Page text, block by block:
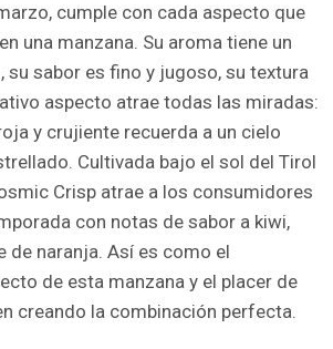
cumple con cada aspecto que
una manzana. Su aroma tiene un
su sabor es fino y jugoso, su textura
aspecto atrae todas las miradas:
y crujiente recuerda a un cielo
Cultivada bajo el sol del Tirol
Crisp atrae a los consumidores
con notas de sabor a kiwi,
de naranja. Así es como el
de esta manzana y el placer de
creando la combinación perfecta.